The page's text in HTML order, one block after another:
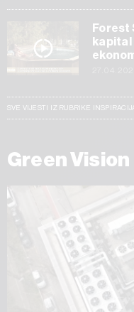
Forest
kapital
SVE VIJESTI IZ RUBRIKE
Green Vision